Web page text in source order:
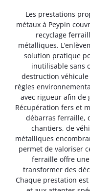
Les prestations
métaux à Peypin
recyclage
métalliques.
solution pratique
inutilisable sans
destruction véhicule
règles
avec rigueur afin de
Récupération fers et
débarras ferraille,
chantiers, de
métalliques
permet de valoriser
ferraille offre
transformer des
Chaque prestation